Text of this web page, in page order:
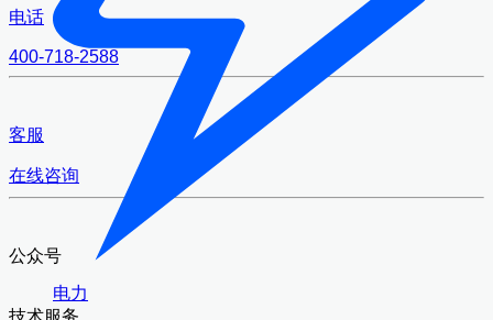
电力
电话
400-718-2588
客服
在线咨询
公众号